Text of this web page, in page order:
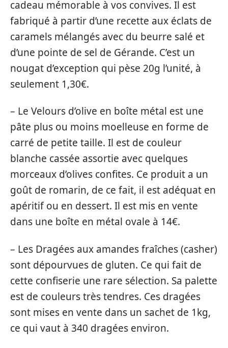
cadeau mémorable à vos convives. Il est
fabriqué à partir d’une recette aux éclats de
caramels mélangés avec du beurre salé et
d’une pointe de sel de Gérande. C’est un
nougat d’exception qui pèse 20g l’unité, à
seulement 1,30€.
– Le Velours d’olive en boîte métal est une
pâte plus ou moins moelleuse en forme de
carré de petite taille. Il est de couleur
blanche cassée assortie avec quelques
morceaux d’olives confites. Ce produit a un
goût de romarin, de ce fait, il est adéquat en
apéritif ou en dessert. Il est mis en vente
dans une boîte en métal ovale à 14€.
– Les Dragées aux amandes fraîches (casher)
sont dépourvues de gluten. Ce qui fait de
cette confiserie une rare sélection. Sa palette
est de couleurs très tendres. Ces dragées
sont mises en vente dans un sachet de 1kg,
ce qui vaut à 340 dragées environ.